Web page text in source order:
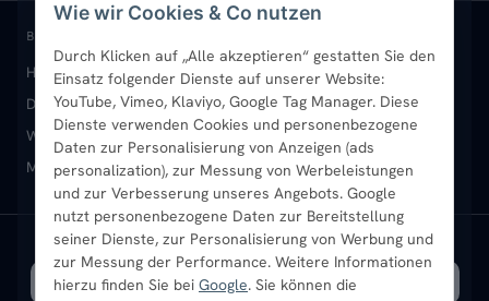
Wie wir Cookies & Co nutzen
Durch Klicken auf „Alle akzeptieren“ gestatten Sie den
Einsatz folgender Dienste auf unserer Website:
YouTube, Vimeo, Klaviyo, Google Tag Manager. Diese
Dienste verwenden Cookies und personenbezogene
Daten zur Personalisierung von Anzeigen (ads
personalization), zur Messung von Werbeleistungen
und zur Verbesserung unseres Angebots. Google
nutzt personenbezogene Daten zur Bereitstellung
seiner Dienste, zur Personalisierung von Werbung und
zur Messung der Performance. Weitere Informationen
hierzu finden Sie bei Google. Sie können die
Paneelheizkörper
Vertikal-Heizkörper
Heizkörper-Zubehör
Rückgabe & Widerruf
Garantie & Gewährleistung
Montageservice vor Ort
Sendung verfolgen
Standort & Abholung Jüchen
B2B-Kunden
Karriere
Ratgeber
Bestpreisgarantie
Anmelden / Mein Konto
Merkliste
Newsletter
Aktuelle Angebote
BELIEBTE KATEGORIEN
Heizkörper kaufenBadheizkörperHandtuchheizkörper
Design-HeizkörperPaneelheizkörperVertikal-Heizkörper
Wandheizkörper Wohnraum-Heizkörper Badheizkörper Schwarz
Mischbetrieb-HeizkörperHeizkörper-ZubehörAktuelle Angebote
VERSAND MIT